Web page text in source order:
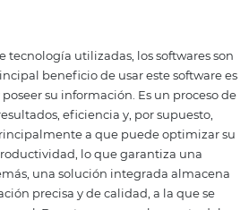
tecnología
el hotel tiende a llevar su
otro nivel, con un ritmo más
tecnológicas posibles
las cuales destacamos: